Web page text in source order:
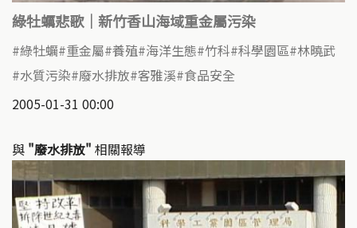
綠牡蠣悲歌｜新竹香山海域重金屬污染
綠牡蠣 重金屬 養殖 海洋生態 竹科 科學園區 林曉武
水質污染 廢水排放 客雅溪 食品安全
2005-01-31 00:00
與 "廢水排放" 相關報導